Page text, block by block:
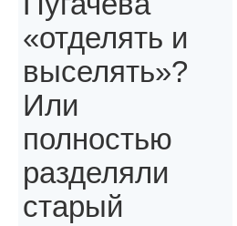
«отделять и
выселять»?
Или
полностью
разделяли
старый